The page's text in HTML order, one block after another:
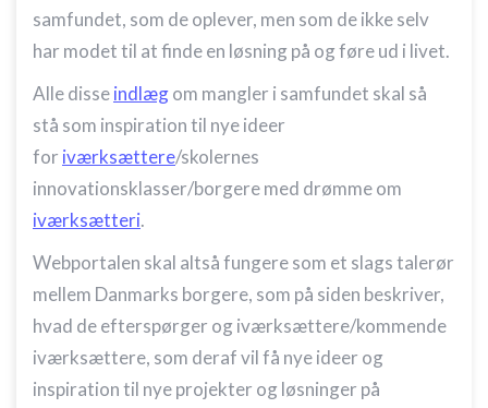
samfundet, som de oplever, men som de ikke selv
har modet til at finde en løsning på og føre ud i livet.
Alle disseindlægom mangler i samfundet skal så
stå som inspiration til nye ideer
for iværksættere/skolernes
innovationsklasser/borgere med drømme om
iværksætteri.
Webportalen skal altså fungere som et slags talerør
mellem Danmarks borgere, som på siden beskriver,
hvad de efterspørger og iværksættere/kommende
iværksættere, som deraf vil få nye ideer og
inspiration til nye projekter og løsninger på